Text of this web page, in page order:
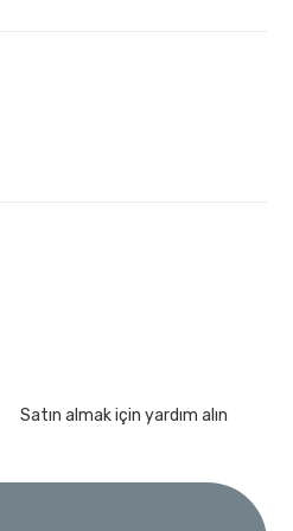
Satın almak için yardım alın